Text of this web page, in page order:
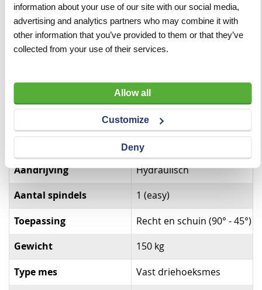
information about your use of our site with our social media,
advertising and analytics partners who may combine it with
other information that you’ve provided to them or that they’ve
collected from your use of their services.
Allow all
Customize
Deny
ruwe oppervlakken. Omdat met de H23 vaak juist wat
gladdere materialen en hardere steensoorten worden
doorgeknipt, zijn deze messen iets stugger ingesteld.
graag bij het maken van een goede keuze.
Specificaties
Aandrijving Hydraulisch
Aantal spindels 1 (easy)
Toepassing Recht en schuin (90° - 45°)
Gewicht 150 kg
Type mes Vast driehoeksmes